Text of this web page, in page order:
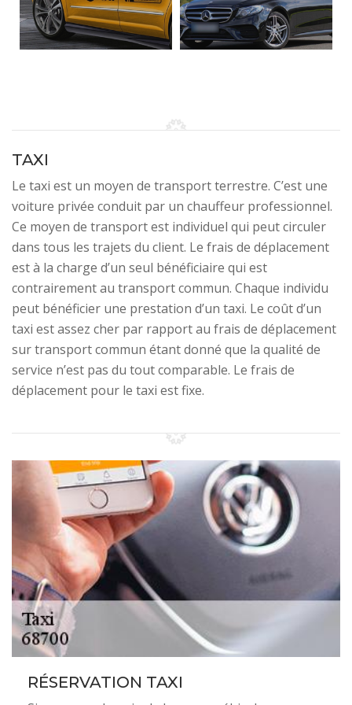
TAXI
Le taxi est un moyen de transport terrestre. C’est une
voiture privée conduit par un chauffeur professionnel.
Ce moyen de transport est individuel qui peut circuler
dans tous les trajets du client. Le frais de déplacement
est à la charge d’un seul bénéficiaire qui est
contrairement au transport commun. Chaque individu
peut bénéficier une prestation d’un taxi. Le coût d’un
taxi est assez cher par rapport au frais de déplacement
sur transport commun étant donné que la qualité de
service n’est pas du tout comparable. Le frais de
déplacement pour le taxi est fixe.
RÉSERVATION TAXI